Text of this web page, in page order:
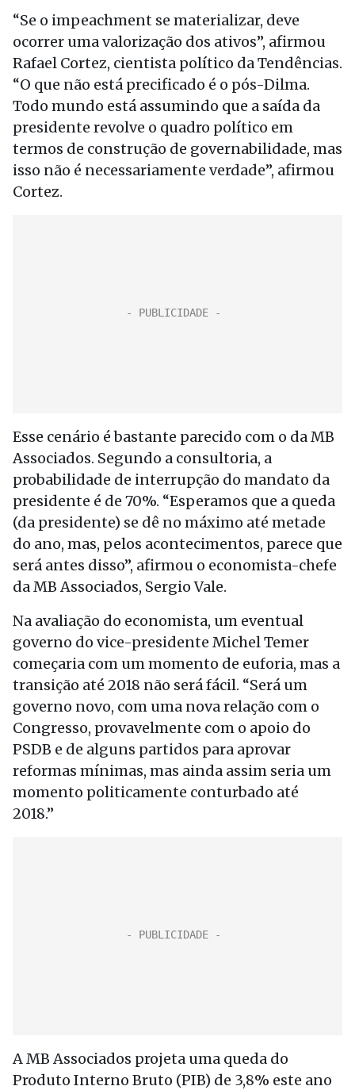
“Se o impeachment se materializar, deve
ocorrer uma valorização dos ativos”, afirmou
Rafael Cortez, cientista político da Tendências.
“O que não está precificado é o pós-Dilma.
Todo mundo está assumindo que a saída da
presidente revolve o quadro político em
termos de construção de governabilidade, mas
isso não é necessariamente verdade”, afirmou
Cortez.
Esse cenário é bastante parecido com o da MB
Associados. Segundo a consultoria, a
probabilidade de interrupção do mandato da
presidente é de 70%. “Esperamos que a queda
(da presidente) se dê no máximo até metade
do ano, mas, pelos acontecimentos, parece que
será antes disso”, afirmou o economista-chefe
da MB Associados, Sergio Vale.
Na avaliação do economista, um eventual
governo do vice-presidente Michel Temer
começaria com um momento de euforia, mas a
transição até 2018 não será fácil. “Será um
governo novo, com uma nova relação com o
Congresso, provavelmente com o apoio do
PSDB e de alguns partidos para aprovar
reformas mínimas, mas ainda assim seria um
momento politicamente conturbado até
2018.”
A MB Associados projeta uma queda do
Produto Interno Bruto (PIB) de 3,8% este ano